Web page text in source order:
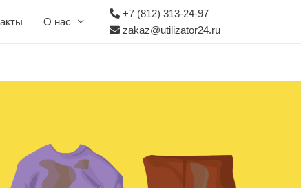
О нас
+7 (812) 313-24-97
zakaz@utilizator24.ru